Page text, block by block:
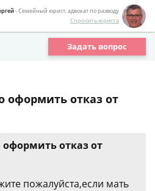
- Семейный юрист, адвокат по разводу
Спросить юриста
Задать вопрос
оформить отказ от
отказ от
пожалуйста,если мать